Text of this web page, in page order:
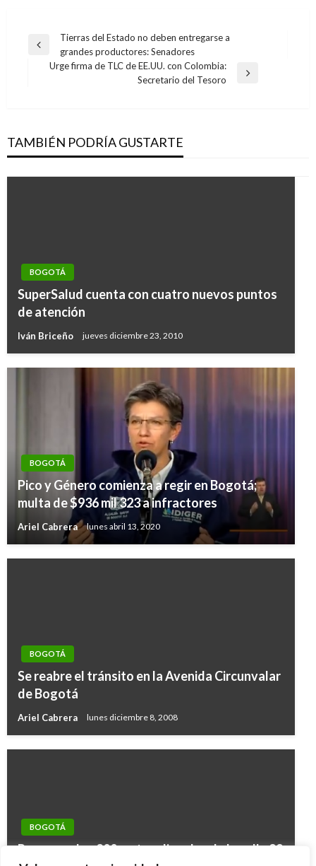
Navegación
Entrada
anterior
Tierras del Estado no deben entregarse a
grandes productores: Senadores
Urge firma de TLC de EE.UU. con Colombia:
Secretario del Tesoro
TAMBIÉN PODRÍA GUSTARTE
BOGOTÁ
SuperSalud cuenta con cuatro nuevos puntos
de atención
Iván Briceño jueves diciembre 23, 2010
BOGOTÁ
Pico y Género comienza a regir en Bogotá;
multa de $936 mil 323 a infractores
Ariel Cabrera lunes abril 13, 2020
BOGOTÁ
Se reabre el tránsito en la Avenida Circunvalar
de Bogotá
Ariel Cabrera lunes diciembre 8, 2008
BOGOTÁ
Recuperados 200 metros lineales de la calle 99